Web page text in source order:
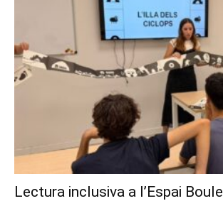
Lectura inclusiva a l’Espai Boule